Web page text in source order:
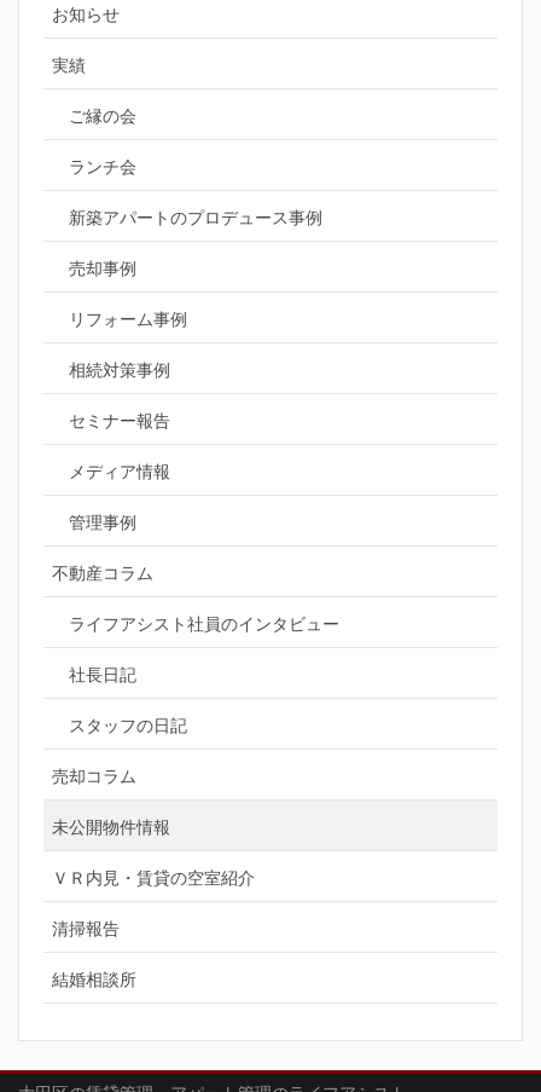
お知らせ
実績
ご縁の会
ランチ会
新築アパートのプロデュース事例
売却事例
リフォーム事例
相続対策事例
セミナー報告
メディア情報
管理事例
不動産コラム
ライフアシスト社員のインタビュー
社長日記
スタッフの日記
売却コラム
未公開物件情報
ＶＲ内見・賃貸の空室紹介
清掃報告
結婚相談所